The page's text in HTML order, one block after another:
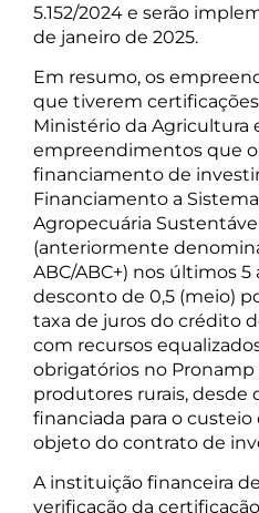
5.152/2024 e serão
de janeiro de 2025.
Em resumo, os
que tiverem
Ministério da Agricultura
empreendimentos que
financiamento de
Financiamento a
Agropecuária
(anteriormente
ABC/ABC+) nos últimos 5
desconto de 0,5 (meio)
taxa de juros do crédito
com recursos
obrigatórios no
produtores rurais, desde
financiada para o custeio
objeto do contrato de
A instituição financeira
verificação da